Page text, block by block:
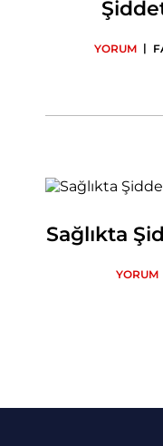
YORUM |
Sağlıkta
YORUM